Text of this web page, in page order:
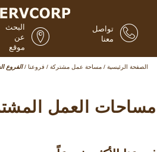
البحث
عن
موقع
تواصل
معنا
الصفحة الرئيسية / مساحة عمل مشتركة / فروعنا / الفروع
مساحات العمل